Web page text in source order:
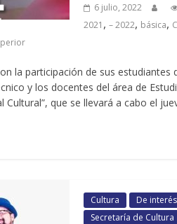
6 julio, 2022
2021 , – 2022, básica,
la participación de sus estudiantes
y los docentes del área de
que se llevará a cabo el
Cultura De interés
Secretaría de Cultura